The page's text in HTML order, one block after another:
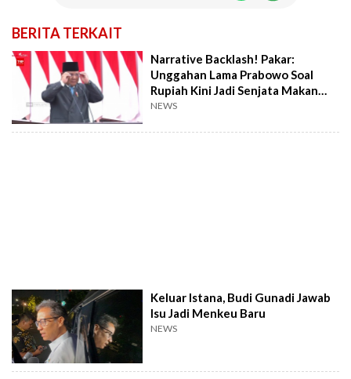
BERITA TERKAIT
Narrative Backlash! Pakar:
Unggahan Lama Prabowo Soal
Rupiah Kini Jadi Senjata Makan
Tuan
NEWS
Keluar Istana, Budi Gunadi Jawab
Isu Jadi Menkeu Baru
NEWS